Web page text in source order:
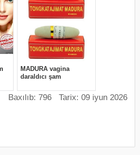
Baxılıb: 796 Tarix: 09 iyun 2026